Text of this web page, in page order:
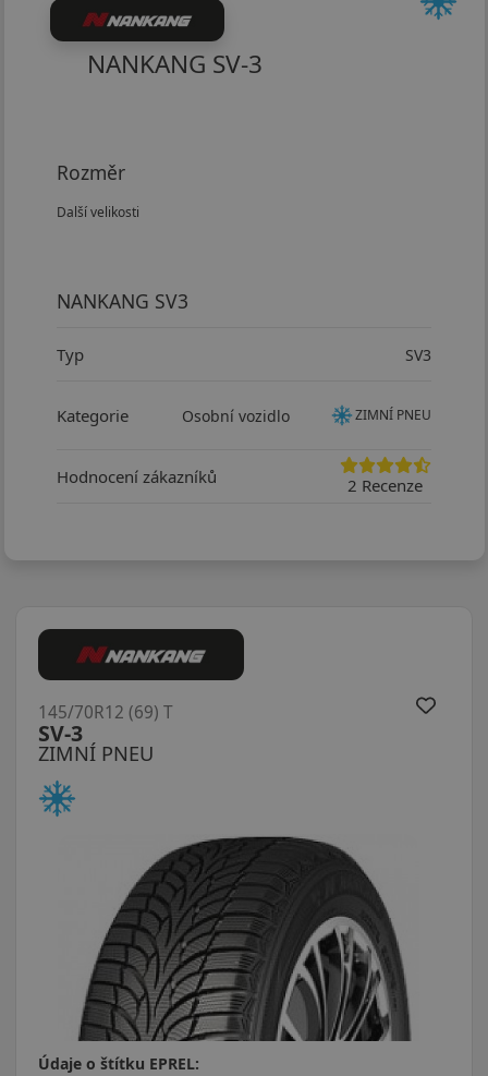
NANKANG SV-3
Rozměr
Další velikosti
NANKANG SV3
Typ SV3
Kategorie Osobní vozidlo ZIMNÍ PNEU
Hodnocení zákazníků 2 Recenze
ZIMNÍ PNEU
SV-3
145/70R12 (69) T
Údaje o štítku EPREL: